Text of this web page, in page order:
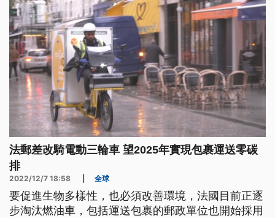
生命徵象穩定，暫無大礙。」據了解，當
法郵差改騎電動三輪車 望2025年實現包裹運送零碳
排
2022/12/7 18:58 全球
要促進生物多樣性，也必須改善環境，法國目前正逐
步淘汰燃油車，包括運送包裹的郵政單位也開始採用